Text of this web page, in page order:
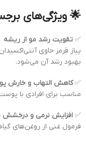
🌟 ویژگی‌های
✅ تقویت رشد مو از ریشه
پیاز قرمز حاوی
بهبود رشد آن می‌شود.
✅کاهش التهاب و خارش
مناسب برای افرادی با
✅ افزایش نرمی و درخشش
فرمول غنی از روغن‌های